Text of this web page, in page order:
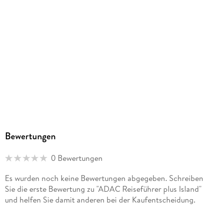
Bewertungen
0 Bewertungen
Es wurden noch keine Bewertungen abgegeben. Schreiben
Sie die erste Bewertung zu "ADAC Reiseführer plus Island"
und helfen Sie damit anderen bei der Kaufentscheidung.